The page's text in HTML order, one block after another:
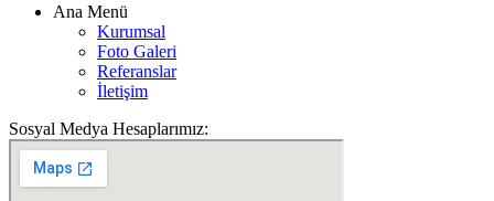
Ana Menü
Kurumsal
Foto Galeri
Referanslar
İletişim
Sosyal Medya Hesaplarımız: